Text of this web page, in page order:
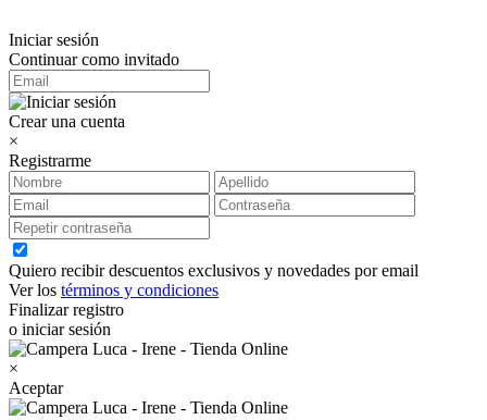
Iniciar sesión
Continuar como invitado
Crear una cuenta
×
Registrarme
Quiero recibir descuentos exclusivos y novedades por email
Ver los términos y condiciones
Finalizar registro
o iniciar sesión
×
Aceptar